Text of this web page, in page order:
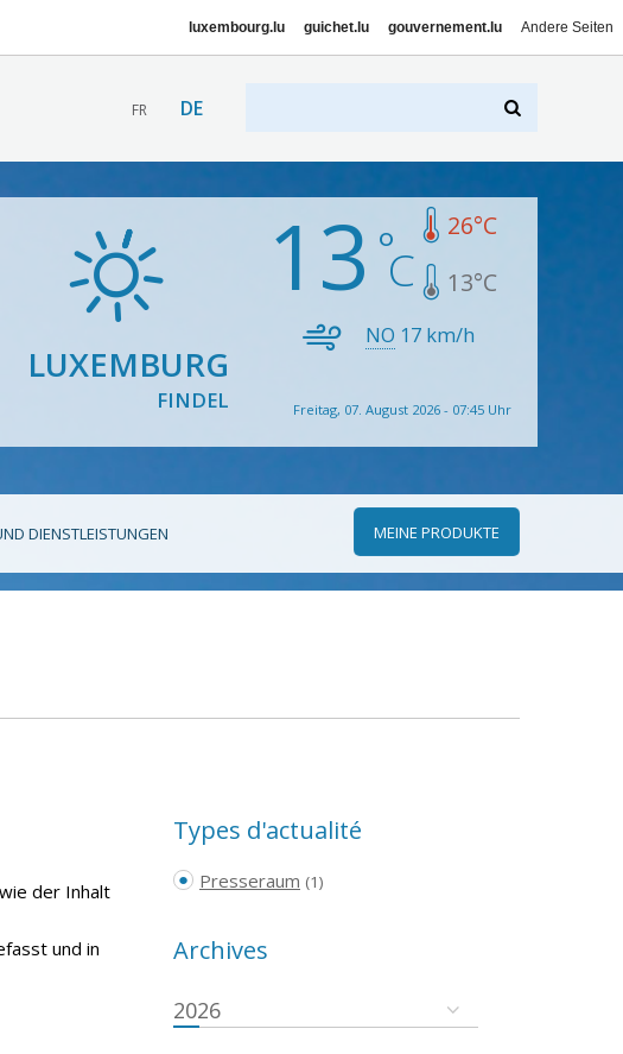
luxembourg.lu guichet.lu gouvernement.lu Andere Seiten
FR DE
LUXEMBURG
FINDEL
13 26°C
13°C
NO 17 km/h
Freitag, 07. August 2026 - 07:45 Uhr
DIENSTLEISTUNGEN MEINE PRODUKTE
der Inhalt
und in
Types d'actualité
Presseraum (1)
Archives
2026